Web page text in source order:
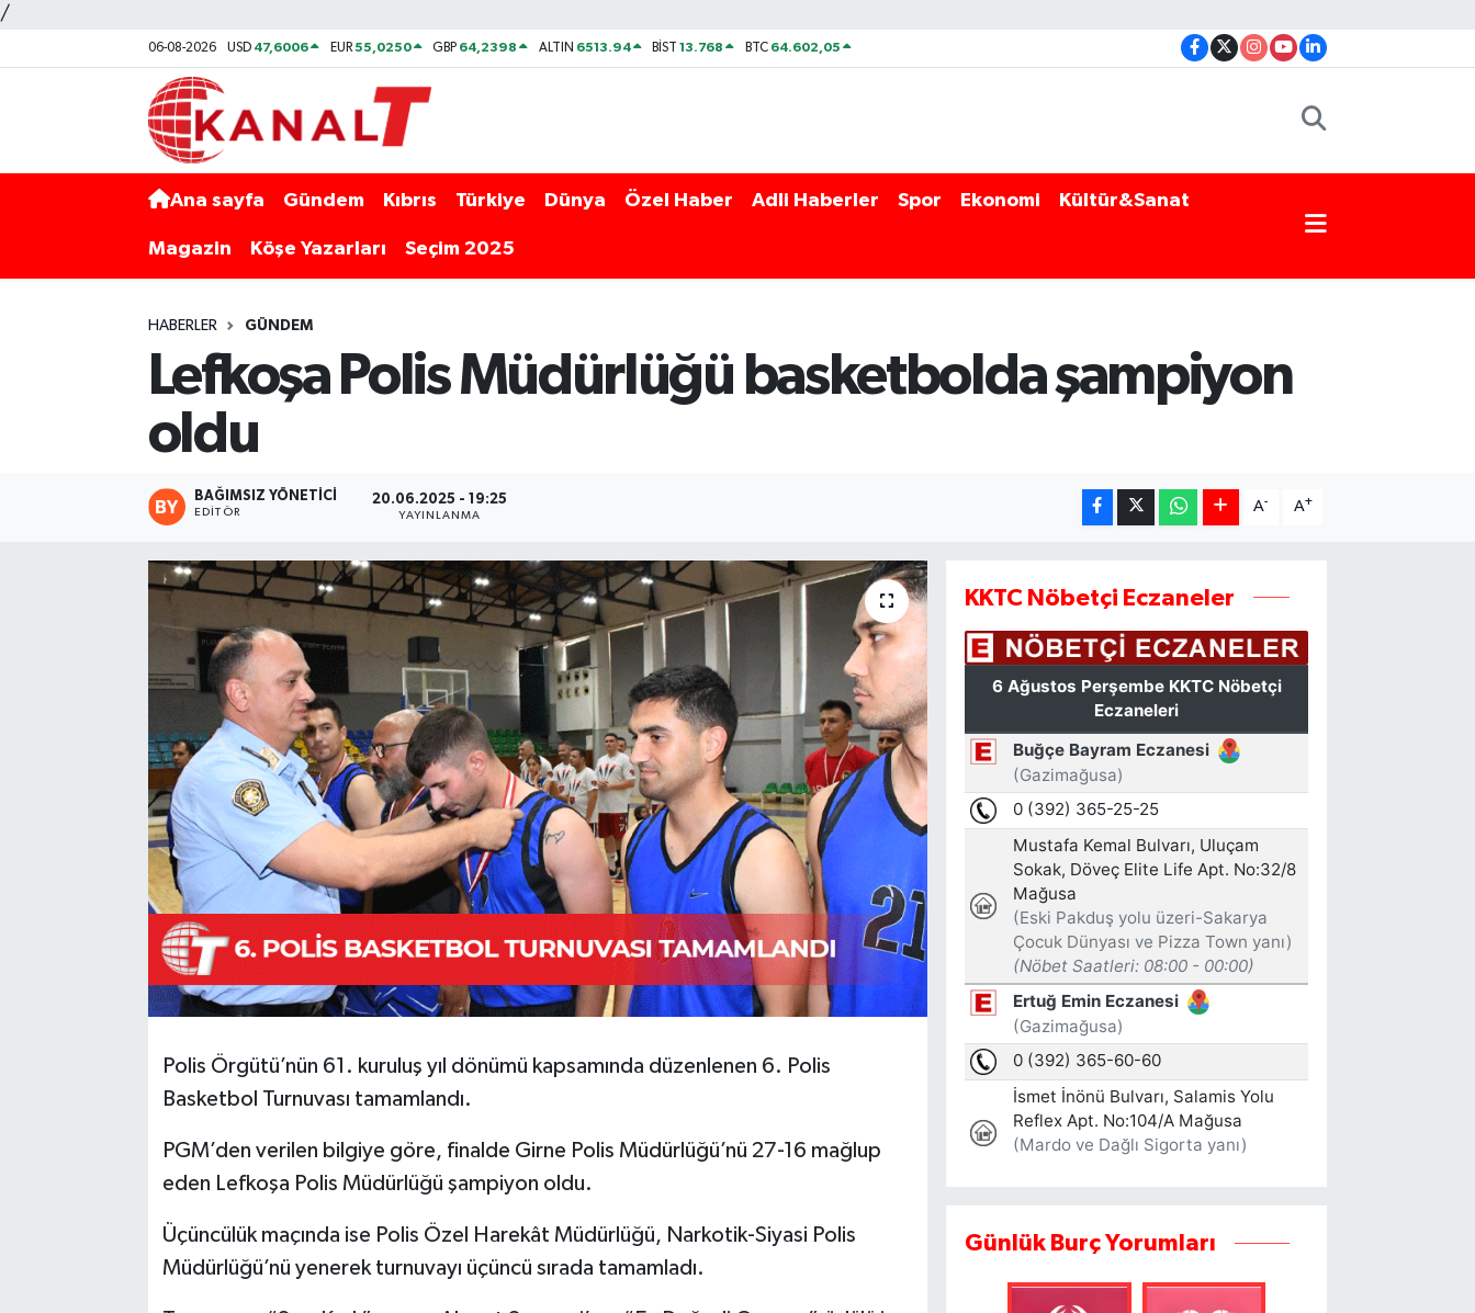
/
06-08-2026 USD 47,6006 EUR55,0250 GBP 64,2398 ALTIN 6513.94 BİST13.768 BTC 64.602,05
Ana sayfa Gündem Kıbrıs Türkiye Dünya Özel Haber Adli Haberler Spor Ekonomi Kültür&Sanat
Magazin Köşe Yazarları Seçim 2025
HABERLER GÜNDEM
Lefkoşa Polis Müdürlüğü basketbolda şampiyon
oldu
BAĞIMSIZ YÖNETICI
EDITÖR
20.06.2025 - 19:25
YAYINLANMA
A- A+
Polis Örgütü’nün 61. kuruluş yıl dönümü kapsamında düzenlenen 6. Polis
Basketbol Turnuvası tamamlandı.
PGM’den verilen bilgiye göre, finalde Girne Polis Müdürlüğü’nü 27-16 mağlup
eden Lefkoşa Polis Müdürlüğü şampiyon oldu.
Üçüncülük maçında ise Polis Özel Harekât Müdürlüğü, Narkotik-Siyasi Polis
Müdürlüğü’nü yenerek turnuvayı üçüncü sırada tamamladı.
KKTC Nöbetçi Eczaneler
Günlük Burç Yorumları